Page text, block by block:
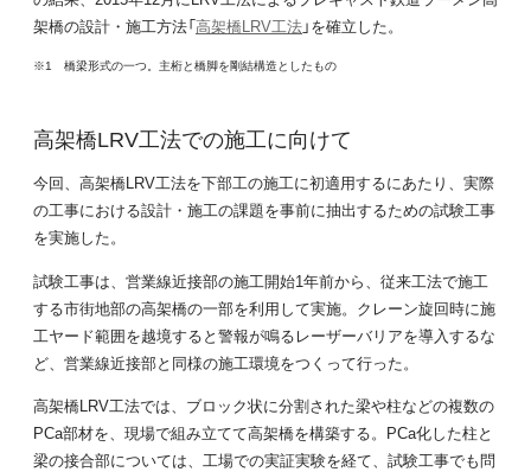
架橋の設計・施工方法「高架橋LRV工法」を確立した。
※1 橋梁形式の一つ。主桁と橋脚を剛結構造としたもの
高架橋LRV工法での施工に向けて
今回、高架橋LRV工法を下部工の施工に初適用するにあたり、実際
の工事における設計・施工の課題を事前に抽出するための試験工事
を実施した。
試験工事は、営業線近接部の施工開始1年前から、従来工法で施工
する市街地部の高架橋の一部を利用して実施。クレーン旋回時に施
工ヤード範囲を越境すると警報が鳴るレーザーバリアを導入するな
ど、営業線近接部と同様の施工環境をつくって行った。
高架橋LRV工法では、ブロック状に分割された梁や柱などの複数の
PCa部材を、現場で組み立てて高架橋を構築する。PCa化した柱と
梁の接合部については、工場での実証実験を経て、試験工事でも問